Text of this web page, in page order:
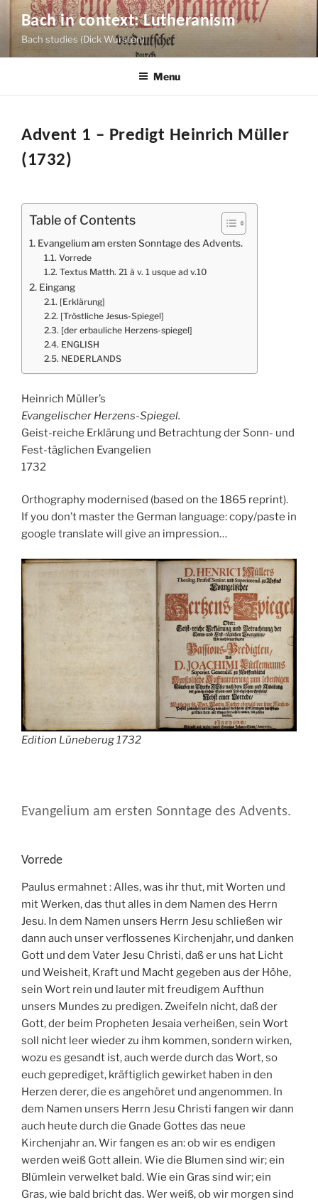
Skip
content
Bach in context: Lutheranism
Bach studies (Dick Wursten)
Menu
Advent 1 – Predigt Heinrich Müller
(1732)
Table of Contents
Evangelium am ersten Sonntage des Advents.
Vorrede
Textus Matth. 21 à v. 1 usque ad v.10
Eingang
[Erklärung]
[Tröstliche Jesus-Spiegel]
[der erbauliche Herzens-spiegel]
ENGLISH
NEDERLANDS
Heinrich Müller’s
Evangelischer Herzens-Spiegel.
Geist-reiche Erklärung und Betrachtung der Sonn- und
Fest-täglichen Evangelien
1732
Orthography modernised (based on the 1865 reprint).
If you don’t master the German language: copy/paste in
google translate will give an impression…
Edition Lüneberug 1732
Evangelium am ersten Sonntage des Advents.
Vorrede
Paulus ermahnet : Alles, was ihr thut, mit Worten und
mit Werken, das thut alles in dem Namen des Herrn
Jesu. In dem Namen unsers Herrn Jesu schließen wir
dann auch unser verflossenes Kirchenjahr, und danken
Gott und dem Vater Jesu Christi, daß er uns hat Licht
und Weisheit, Kraft und Macht gegeben aus der Höhe,
sein Wort rein und lauter mit freudigem Aufthun
unsers Mundes zu predigen. Zweifeln nicht, daß der
Gott, der beim Propheten Jesaia verheißen, sein Wort
soll nicht leer wieder zu ihm kommen, sondern wirken,
wozu es gesandt ist, auch werde durch das Wort, so
euch geprediget, kräftiglich gewirket haben in den
Herzen derer, die es angehöret und angenommen. In
dem Namen unsers Herrn Jesu Christi fangen wir dann
auch heute durch die Gnade Gottes das neue
Kirchenjahr an. Wir fangen es an: ob wir es endigen
werden weiß Gott allein. Wie die Blumen sind wir; ein
Blümlein verwelket bald. Wie ein Gras sind wir; ein
Gras, wie bald bricht das. Wer weiß, ob wir morgen sind